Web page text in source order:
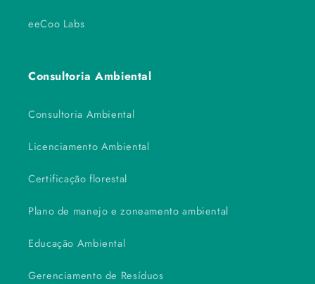
eeCoo Labs
Consultoria Ambiental
Consultoria Ambiental
Licenciamento Ambiental
Certificação florestal
Plano de manejo e zoneamento ambiental
Educação Ambiental
Gerenciamento de Resíduos